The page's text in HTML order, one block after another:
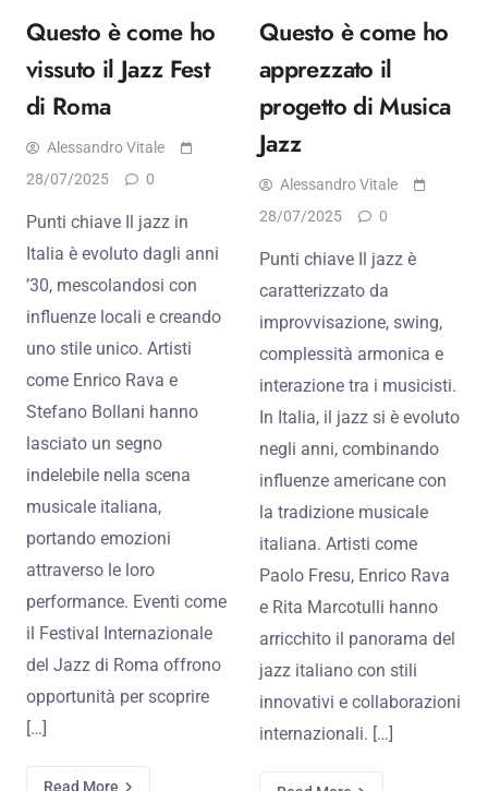
Questo è come ho
vissuto il Jazz Fest
di Roma
Alessandro Vitale
28/07/2025
0
Punti chiave Il jazz in
Italia è evoluto dagli anni
’30, mescolandosi con
influenze locali e creando
uno stile unico. Artisti
come Enrico Rava e
Stefano Bollani hanno
lasciato un segno
indelebile nella scena
musicale italiana,
portando emozioni
attraverso le loro
performance. Eventi come
il Festival Internazionale
del Jazz di Roma offrono
opportunità per scoprire
[…]
Read More
Questo è come ho
apprezzato il
progetto di Musica
Jazz
Alessandro Vitale
28/07/2025
0
Punti chiave Il jazz è
caratterizzato da
improvvisazione, swing,
complessità armonica e
interazione tra i musicisti.
In Italia, il jazz si è evoluto
negli anni, combinando
influenze americane con
la tradizione musicale
italiana. Artisti come
Paolo Fresu, Enrico Rava
e Rita Marcotulli hanno
arricchito il panorama del
jazz italiano con stili
innovativi e collaborazioni
internazionali. […]